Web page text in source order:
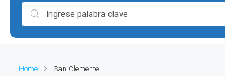
Home San Clemente